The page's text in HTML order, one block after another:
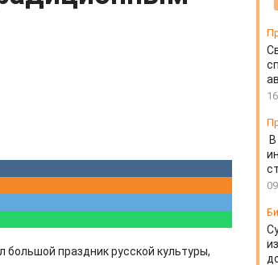
большой праздник русской культуры,